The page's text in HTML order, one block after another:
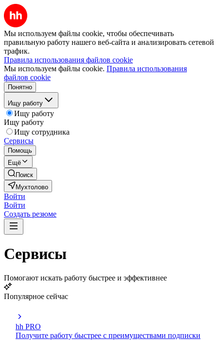
Мы используем файлы cookie, чтобы обеспечивать
правильную работу нашего веб-сайта и анализировать сетевой
трафик.
Правила использования файлов cookie
Мы используем файлы cookie. Правила использования
файлов cookie
Понятно
Ищу работу
Ищу работу
Ищу работу
Ищу сотрудника
Сервисы
Помощь
Ещё
Поиск
Мухтолово
Войти
Войти
Создать резюме
Сервисы
Помогают искать работу быстрее и эффективнее
Популярное сейчас
hh PRO
Получите работу быстрее с преимуществами подписки